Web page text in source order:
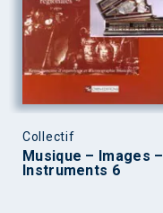
Collectif
Musique – Images –
Instruments 6